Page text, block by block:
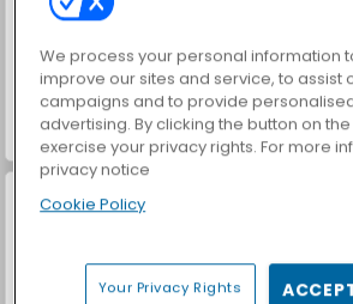
World War 2 Shooter
We process your personal information
improve our sites and service, to assist
campaigns and to provide
advertising. By clicking the button on
exercise your privacy rights. For more
privacy notice
Cookie Policy
Your Privacy Rights